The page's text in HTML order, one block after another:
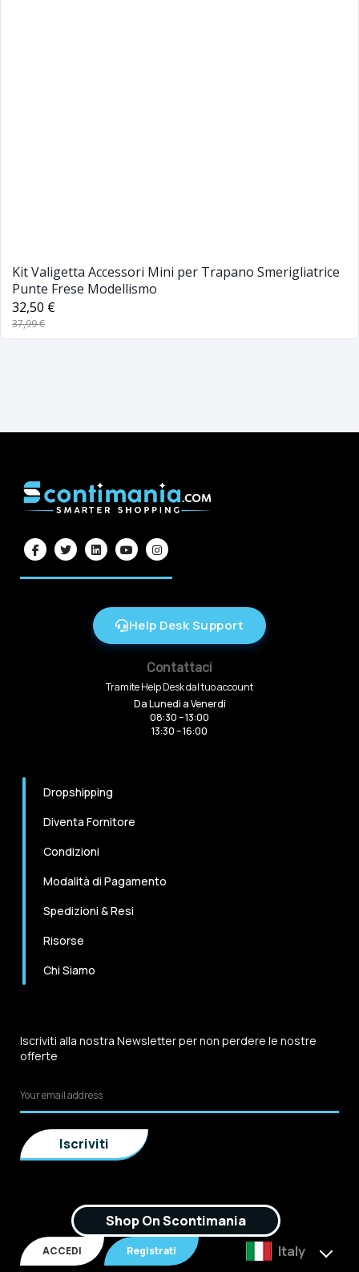
Kit Valigetta Accessori Mini per Trapano Smerigliatrice
Punte Frese Modellismo
32,50 €
37,99 €
Help Desk Support
Contattaci
Tramite Help Desk dal tuo account
Da Lunedi a Venerdi
08:30 – 13:00
13:30 – 16:00
Dropshipping
Diventa Fornitore
Condizioni
Modalità di Pagamento
Spedizioni & Resi
Risorse
Chi Siamo
Iscriviti alla nostra Newsletter per non perdere le nostre
offerte
Shop On Scontimania
ACCEDI Registrati Italy